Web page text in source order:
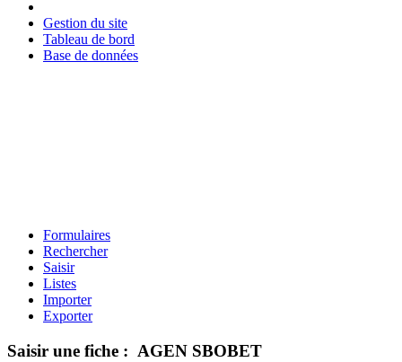
Gestion du site
Tableau de bord
Base de données
Formulaires
Rechercher
Saisir
Listes
Importer
Exporter
Saisir une fiche : AGEN SBOBET